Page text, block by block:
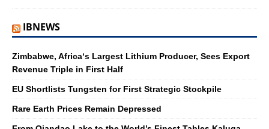
IBNEWS
Zimbabwe, Africa‘s Largest Lithium Producer, Sees Export
Revenue Triple in First Half
EU Shortlists Tungsten for First Strategic Stockpile
Rare Earth Prices Remain Depressed